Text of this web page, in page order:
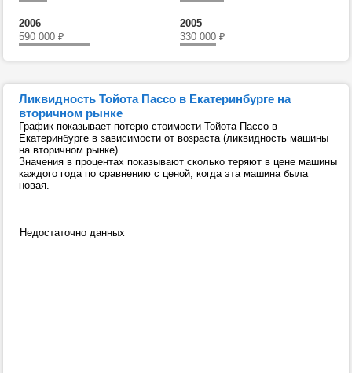
2006
590 000 ₽
2005
330 000 ₽
Ликвидность Тойота Пассо в Екатеринбурге на
вторичном рынке
График показывает потерю стоимости Тойота Пассо в
Екатеринбурге в зависимости от возраста (ликвидность машины
на вторичном рынке).
Значения в процентах показывают сколько теряют в цене машины
каждого года по сравнению с ценой, когда эта машина была
новая.
Недостаточно данных